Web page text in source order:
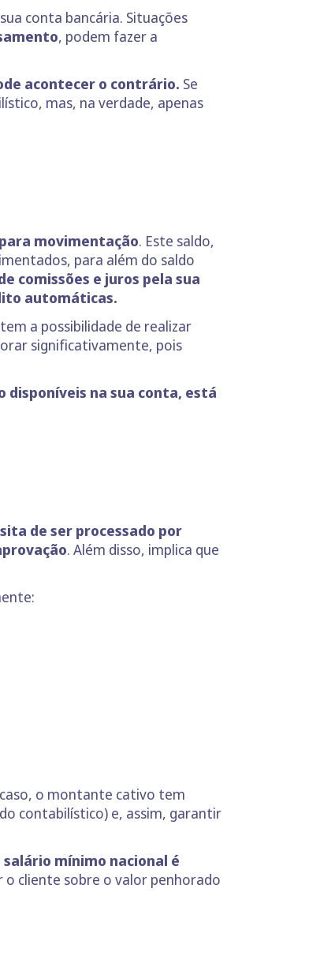
conta bancária. Situações
, podem fazer a
acontecer o contrário. Se
mas, na verdade, apenas
movimentação. Este saldo,
para além do saldo
comissões e juros pela sua
automáticas.
a possibilidade de realizar
significativamente, pois
disponíveis na sua conta, está
de ser processado por
. Além disso, implica que
o montante cativo tem
contabilístico) e, assim, garantir
mínimo nacional é
o cliente sobre o valor penhorado